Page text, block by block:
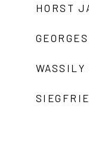
HORST